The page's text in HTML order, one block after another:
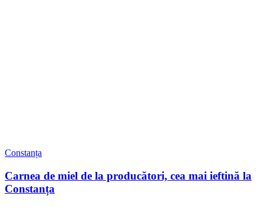
Constanța
Carnea de miel de la producători, cea mai ieftină la
Constanța